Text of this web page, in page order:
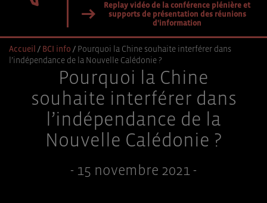
Replay vidéo de la conférence plénière et
supports de présentation des réunions
d'information
Accueil / BCI info / Pourquoi la Chine souhaite interférer dans
l’indépendance de la Nouvelle Calédonie ?
Pourquoi la Chine
souhaite interférer dans
l’indépendance de la
Nouvelle Calédonie ?
- 15 novembre 2021 -